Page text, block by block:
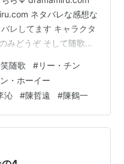
ネタバレな感想な
レしてます キャラクタ
みどうぞ そして随歌の
息子は母親に似てる人
上がり？ 貧しい暮らし
その頃からの縁だった
たのか？ 随分と普通の
皇…
随歌 #リー・チン
・ホーイー
沁 #陳哲遠 #陳鶴一